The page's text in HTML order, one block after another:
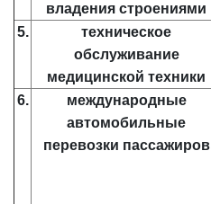
владения строениями
5.
техническое
обслуживание
медицинской техники
6.
международные
автомобильные
перевозки пассажиров